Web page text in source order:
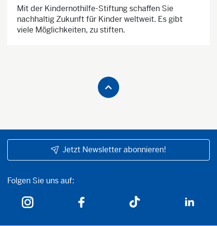
Mit der Kindernothilfe-Stiftung schaffen Sie
nachhaltig Zukunft für Kinder weltweit. Es gibt
viele Möglichkeiten, zu stiften.
Jetzt Newsletter abonnieren!
Folgen Sie uns auf:
Folgen Sie uns auf: